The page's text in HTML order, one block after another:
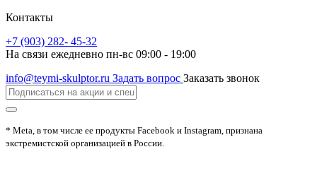
Контакты
+7 (903) 282- 45-32
На связи ежедневно пн-вс 09:00 - 19:00
info@teymi-skulptor.ru Задать вопрос Заказать звонок
* Meta, в том числе ее продукты Facebook и Instagram, признана
экстремистской организацией в России.